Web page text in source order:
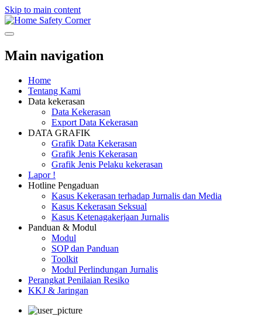
Skip to main content
Safety Corner
Main navigation
Home
Tentang Kami
Data kekerasan
Data Kekerasan
Export Data Kekerasan
DATA GRAFIK
Grafik Data Kekerasan
Grafik Jenis Kekerasan
Grafik Jenis Pelaku kekerasan
Lapor !
Hotline Pengaduan
Kasus Kekerasan terhadap Jurnalis dan Media
Kasus Kekerasan Seksual
Kasus Ketenagakerjaan Jurnalis
Panduan & Modul
Modul
SOP dan Panduan
Toolkit
Modul Perlindungan Jurnalis
Perangkat Penilaian Resiko
KKJ & Jaringan